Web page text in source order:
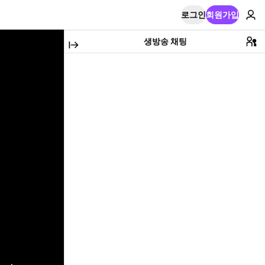
로그인회원가입
생방송 채팅